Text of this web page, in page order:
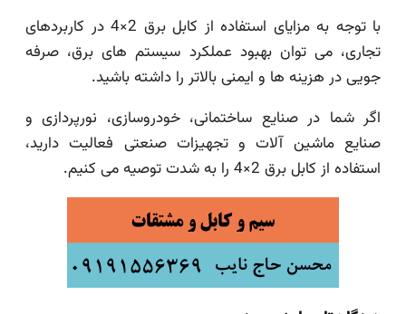
با توجه به مزایای استفاده از کابل برق 2×4 در کاربردهای
تجاری، می توان بهبود عملکرد سیستم های برق، صرفه
جویی در هزینه ها و ایمنی بالاتر را داشته باشید.
اگر شما در صنایع ساختمانی، خودروسازی، نورپردازی و
صنایع ماشین آلات و تجهیزات صنعتی فعالیت دارید،
استفاده از کابل برق 2×4 را به شدت توصیه می کنیم.